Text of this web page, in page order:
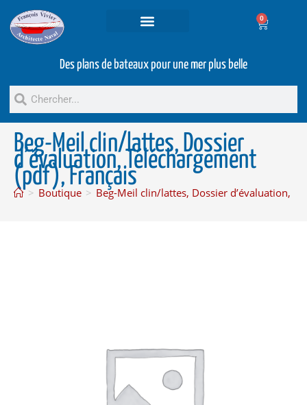
0
Des plans de bateaux pour une mer plus belle
Beg-Meil clin/lattes, Dossier
d’évaluation, Téléchargement
(pdf), Français
> Boutique > Beg-Meil clin/lattes, Dossier d’évaluation,